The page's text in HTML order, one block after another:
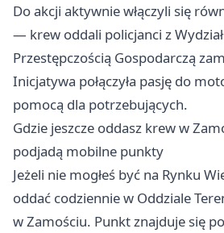
Do akcji aktywnie włączyli się
— krew oddali policjanci z
Przestępczością Gospodarczą
Inicjatywa połączyła pasję do
pomocą dla potrzebujących.
Gdzie jeszcze oddasz krew w
podjadą mobilne punkty
Jeżeli nie mogłeś być na Rynku
oddać codziennie w Oddziale
w Zamościu. Punkt znajduje się